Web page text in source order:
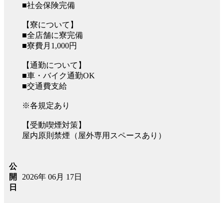
■社会保険完備
【寮について】
■全店舗に寮完備
■寮費月1,000円
【通勤について】
■車・バイク通勤OK
■交通費支給
※各規定あり
【受動喫煙対策】
屋内原則禁煙（屋外専用スペースあり）
公
開
日
2026年 06月 17日